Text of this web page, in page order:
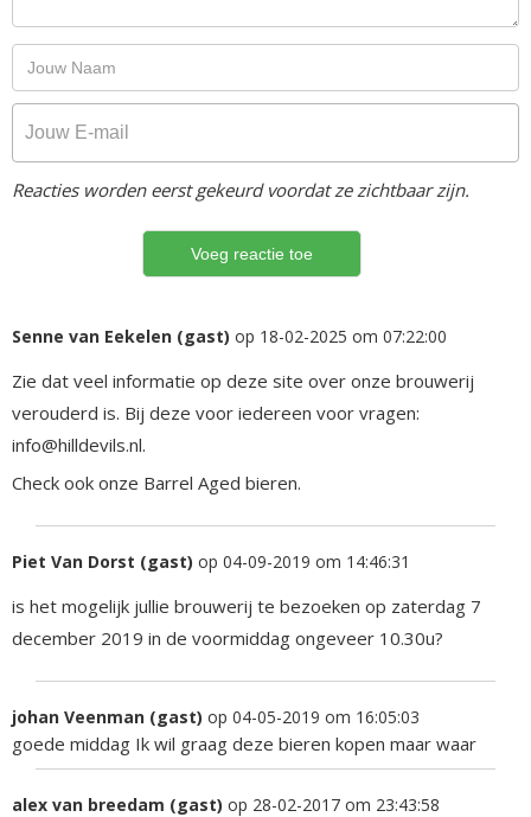
Reacties worden eerst gekeurd voordat ze zichtbaar zijn.
Senne van Eekelen (gast) op 18-02-2025 om 07:22:00
Zie dat veel informatie op deze site over onze brouwerij
verouderd is. Bij deze voor iedereen voor vragen:
info@hilldevils.nl.
Check ook onze Barrel Aged bieren.
Piet Van Dorst (gast) op 04-09-2019 om 14:46:31
is het mogelijk jullie brouwerij te bezoeken op zaterdag 7
december 2019 in de voormiddag ongeveer 10.30u?
johan Veenman (gast) op 04-05-2019 om 16:05:03
goede middag Ik wil graag deze bieren kopen maar waar
alex van breedam (gast) op 28-02-2017 om 23:43:58